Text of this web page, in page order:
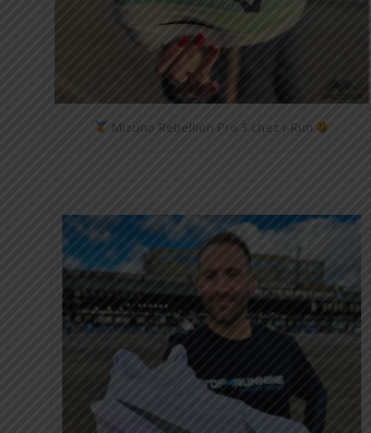
Mizuno Rebellion Pro 3 chez i-Run